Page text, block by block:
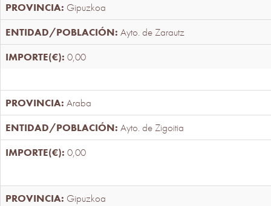
Gipuzkoa
Ayto. de Zarautz
0,00
Araba
Ayto. de Zigoitia
0,00
Gipuzkoa